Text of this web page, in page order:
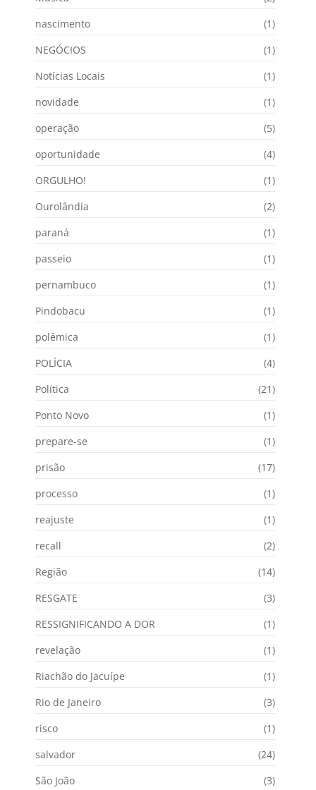
nascimento
(1)
NEGÓCIOS
(1)
Notícias Locais
(1)
novidade
(1)
operação
(5)
oportunidade
(4)
ORGULHO!
(1)
Ourolândia
(2)
paraná
(1)
passeio
(1)
pernambuco
(1)
Pindobacu
(1)
polêmica
(1)
POLÍCIA
(4)
Política
(21)
Ponto Novo
(1)
prepare-se
(1)
prisão
(17)
processo
(1)
reajuste
(1)
recall
(2)
Região
(14)
RESGATE
(3)
RESSIGNIFICANDO A DOR
(1)
revelação
(1)
Riachão do Jacuípe
(1)
Rio de Janeiro
(3)
risco
(1)
salvador
(24)
São João
(3)